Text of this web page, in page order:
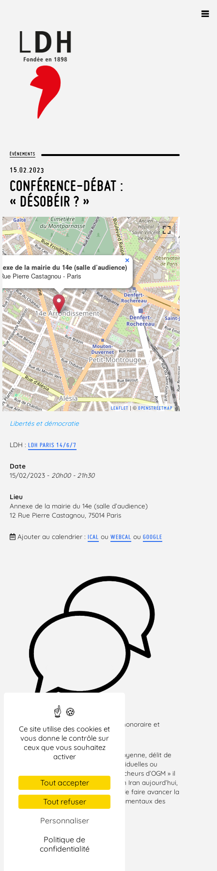
Ce site utilise des cookies et
vous donne le contrôle sur
ceux que vous souhaitez
activer
Tout accepter
Tout refuser
Personnaliser
Politique de
confidentialité
ÉVÈNEMENTS
15.02.2023
CONFÉRENCE-DÉBAT :
« DÉSOBÉIR ? »
de la mairie du 14e (salle d’audience)
Pierre Castagnou - Paris
×
LEAFLET | ©OPENSTREETMAP
Libertés et démocratie
LDH : LDH PARIS 14/6/7
Date
15/02/2023 - 20h00 - 21h30
Lieu
Annexe de la mairie du 14e (salle d’audience)
12 Rue Pierre Castagnou, 75014 Paris
Ajouter au calendrier : ICAL ou WEBCAL ou GOOGLE
Avec Evelyne Sire-Marin, magistrate honoraire et
membre du bureau de la LDH.
Désobéissance civique, résistance citoyenne, délit de
solidarité, quand les consciences individuelles ou
collectives contestent la loi. Des « faucheurs d’OGM » il
y a 20 ans à la révolte des femmes en Iran aujourd’hui,
il n’existe parfois pas d’autre moyen de faire avancer la
société et reconnaître les droits fondamentaux des
citoyens.